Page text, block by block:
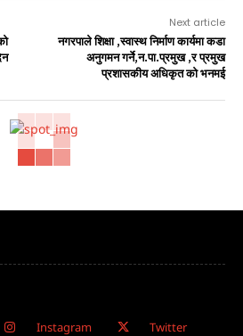
Next article
नगरपाले शिक्षा ,स्वास्थ निर्माण कार्यमा कडा
अनुगमन गर्ने,न.पा.प्रमुख ,र प्रमुख
प्रशासकीय अधिकृत काे भनमई
Instagram Twitter